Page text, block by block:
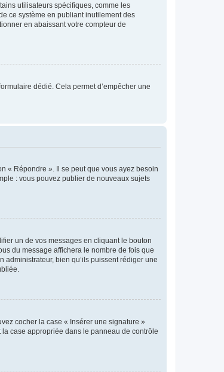
utilisateurs spécifiques, comme les
ce système en publiant inutilement des
en abaissant votre compteur de
dédié. Cela permet d’empêcher une
« Répondre ». Il se peut que vous ayez besoin
: vous pouvez publier de nouveaux sujets
un de vos messages en cliquant le bouton
du message affichera le nombre de fois que
administrateur, bien qu’ils puissent rédiger une
cocher la case « Insérer une signature »
case appropriée dans le panneau de contrôle